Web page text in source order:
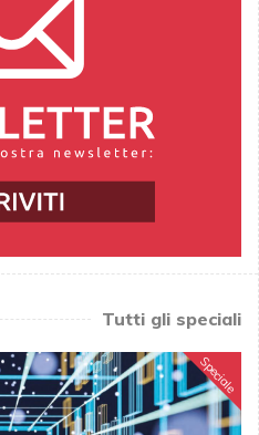
Tutti gli speciali
Speciale